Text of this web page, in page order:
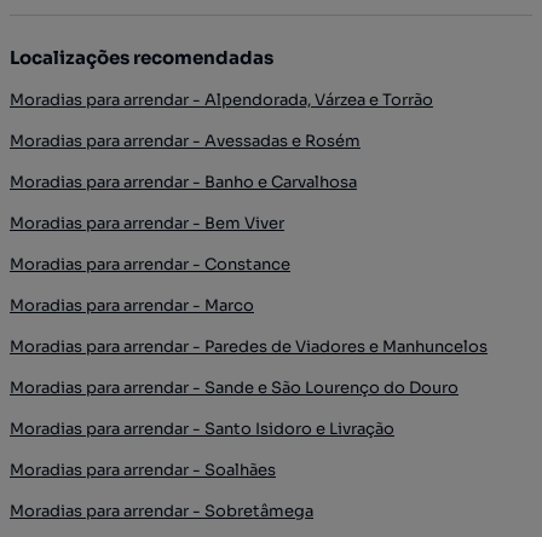
Localizações recomendadas
Moradias para arrendar - Alpendorada, Várzea e Torrão
Moradias para arrendar - Avessadas e Rosém
Moradias para arrendar - Banho e Carvalhosa
Moradias para arrendar - Bem Viver
Moradias para arrendar - Constance
Moradias para arrendar - Marco
Moradias para arrendar - Paredes de Viadores e Manhuncelos
Moradias para arrendar - Sande e São Lourenço do Douro
Moradias para arrendar - Santo Isidoro e Livração
Moradias para arrendar - Soalhães
Moradias para arrendar - Sobretâmega